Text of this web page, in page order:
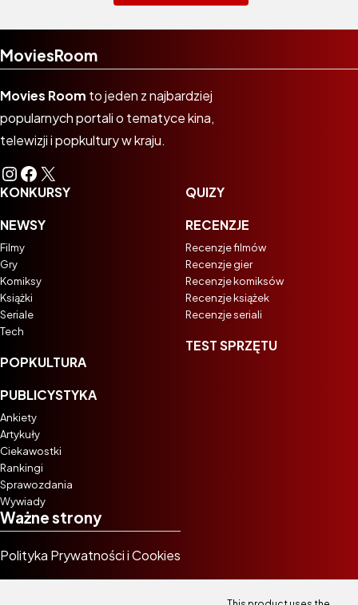
MoviesRoom
Movies Room to jeden z najbardziej
popularnych portali o tematyce kina,
telewizji i popkultury w kraju.
Instagram
Facebook
X
KONKURSY
NEWSY
Filmy
Gry
Komiksy
Książki
Seriale
Tech
POPKULTURA
PUBLICYSTYKA
Ankiety
Artykuły
Ciekawostki
Rankingi
Sprawozdania
Wywiady
QUIZY
RECENZJE
Recenzje filmów
Recenzje gier
Recenzje komiksów
Recenzje książek
Recenzje seriali
TEST SPRZĘTU
Ważne strony
Polityka Prywatności i Cookies